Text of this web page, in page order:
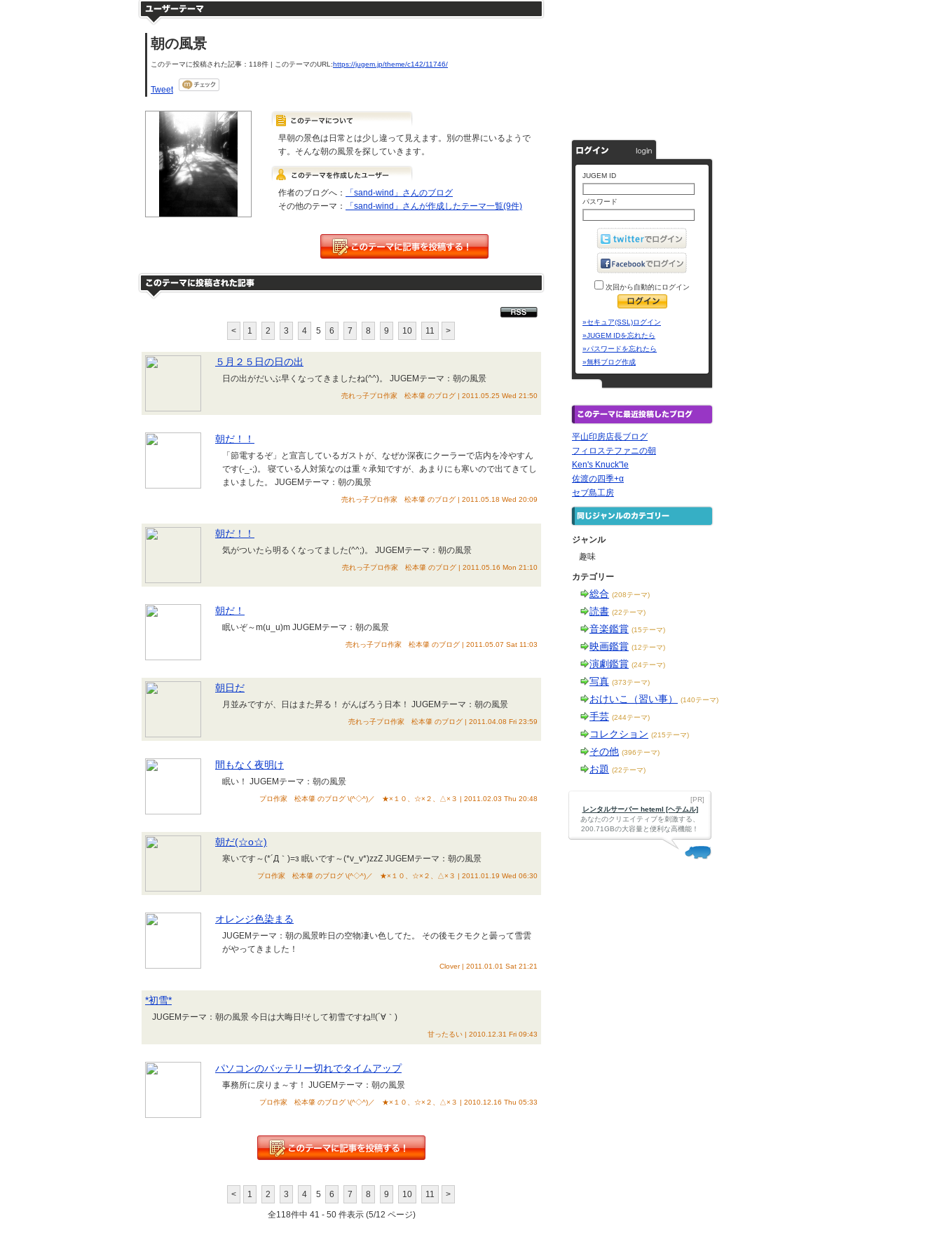
朝の風景
このテーマに投稿された記事：118件 | このテーマのURL:https://jugem.jp/theme/c142/11746/
Tweet
早朝の景色は日常とは少し違って見えます。別の世界にいるようで
す。そんな朝の風景を探していきます。
作者のブログへ：
「sand-wind」さんのブログ
その他のテーマ：
「sand-wind」さんが作成したテーマ一覧(9件)
< 1 2 3 4 5 6 7 8 9 10 11 >
５月２５日の日の出
日の出がだいぶ早くなってきましたね(^^)。 JUGEMテーマ：朝の風景
売れっ子プロ作家 松本肇 のブログ | 2011.05.25 Wed 21:50
朝だ！！
「節電するぞ」と宣言しているガストが、なぜか深夜にクーラーで店内を冷やすん
です(-_-;)。 寝ている人対策なのは重々承知ですが、あまりにも寒いので出てきてし
まいました。 JUGEMテーマ：朝の風景
売れっ子プロ作家 松本肇 のブログ | 2011.05.18 Wed 20:09
朝だ！！
気がついたら明るくなってました(^^;)。 JUGEMテーマ：朝の風景
売れっ子プロ作家 松本肇 のブログ | 2011.05.16 Mon 21:10
朝だ！
眠いぞ～m(u_u)m JUGEMテーマ：朝の風景
売れっ子プロ作家 松本肇 のブログ | 2011.05.07 Sat 11:03
朝日だ
月並みですが、日はまた昇る！ がんばろう日本！ JUGEMテーマ：朝の風景
売れっ子プロ作家 松本肇 のブログ | 2011.04.08 Fri 23:59
間もなく夜明け
眠い！ JUGEMテーマ：朝の風景
プロ作家 松本肇 のブログ \(^◇^)／ ★×１０、☆×２、△×３ | 2011.02.03 Thu 20:48
朝だ(☆o☆)
寒いです～(*´Д｀)=з 眠いです～(*v_v*)zzZ JUGEMテーマ：朝の風景
プロ作家 松本肇 のブログ \(^◇^)／ ★×１０、☆×２、△×３ | 2011.01.19 Wed 06:30
オレンジ色染まる
JUGEMテーマ：朝の風景昨日の空物凄い色してた。 その後モクモクと曇って雪雲
がやってきました！
Clover | 2011.01.01 Sat 21:21
*初雪*
JUGEMテーマ：朝の風景 今日は大晦日!そして初雪ですね!!(´∀｀)
甘ったるい | 2010.12.31 Fri 09:43
パソコンのバッテリー切れでタイムアップ
事務所に戻りま～す！ JUGEMテーマ：朝の風景
プロ作家 松本肇 のブログ \(^◇^)／ ★×１０、☆×２、△×３ | 2010.12.16 Thu 05:33
< 1 2 3 4 5 6 7 8 9 10 11 >
全118件中 41 - 50 件表示 (5/12 ページ)
JUGEM ID
パスワード
次回から自動的にログイン
»セキュア(SSL)ログイン
»JUGEM IDを忘れたら
»パスワードを忘れたら
»無料ブログ作成
平山印房店長ブログ
フィロステファニの朝
Ken's Knuck"le
佐渡の四季+α
セブ島工房
ジャンル
趣味
カテゴリー
総合 (208テーマ)
読書 (22テーマ)
音楽鑑賞 (15テーマ)
映画鑑賞 (12テーマ)
演劇鑑賞 (24テーマ)
写真 (373テーマ)
おけいこ（習い事） (140テーマ)
手芸 (244テーマ)
コレクション (215テーマ)
その他 (396テーマ)
お題 (22テーマ)
[PR]
レンタルサーバー heteml [ヘテムル]
あなたのクリエイティブを刺激する、
200.71GBの大容量と便利な高機能！